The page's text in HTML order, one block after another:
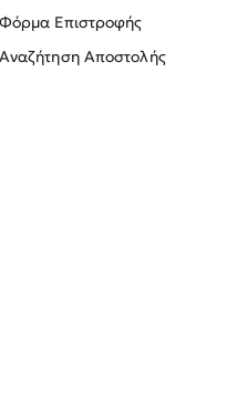
Φόρμα Επιστροφής
Αναζήτηση Αποστολής